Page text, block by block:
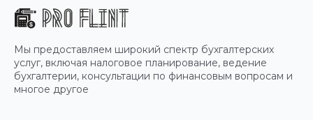
Мы предоставляем широкий спектр бухгалтерских
услуг, включая налоговое планирование, ведение
бухгалтерии, консультации по финансовым вопросам и
многое другое